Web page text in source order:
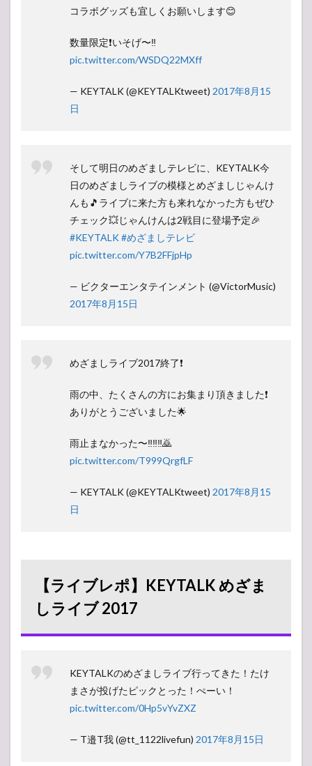
コラボグッズも宜しくお願いします😊
数量限定❗️いそげ〜‼️
pic.twitter.com/WSDQ22MXff
— KEYTALK (@KEYTALKtweet) 2017年8月15
日
そして明日のめざましテレビに、KEYTALK今
日のめざましライブの模様とめざましじゃんけ
んも🎵ライブに来た方も来れなかった方もぜひ
チェック💥じゃんけんは2戦目に登場予定🎉
#KEYTALK#めざましテレビ
pic.twitter.com/Y7B2FFjpHp
— ビクターエンタテインメント (@VictorMusic)
2017年8月15日
めざましライブ2017終了❗️
雨の中、たくさんの方にお集まり頂きました❗️
ありがとうございました🌟
雨止まなかった〜‼️‼️‼️🙇
pic.twitter.com/T999QrgfLF
— KEYTALK (@KEYTALKtweet) 2017年8月15
日
【ライブレポ】KEYTALK めざま
しライブ 2017
KEYTALKのめざましライブ行ってきた！たけ
まさが投げたピックとった！ぺーい！
pic.twitter.com/0Hp5vYvZXZ
— T邉T我 (@tt_1122livefun) 2017年8月15日